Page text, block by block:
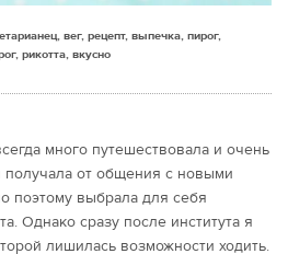
вег, рецепт, выпечка, пирог,
рикотта, вкусно
много путешествовала и очень
получала от общения с новыми
поэтому выбрала для себя
Однако сразу после института я
лишилась возможности ходить.